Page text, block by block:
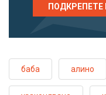
ПОДКРЕПЕТЕ
баба алино